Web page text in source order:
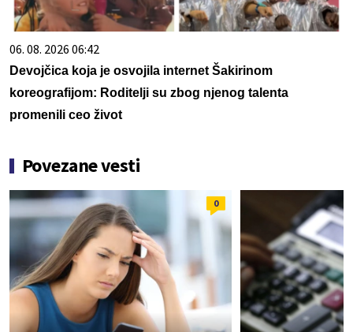
06. 08. 2026 06:42
Devojčica koja je osvojila internet Šakirinom
koreografijom: Roditelji su zbog njenog talenta
promenili ceo život
Povezane vesti
0